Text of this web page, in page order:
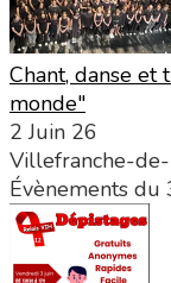
Chant, danse
monde"
2 Juin 26
Villefranche-
Évènements